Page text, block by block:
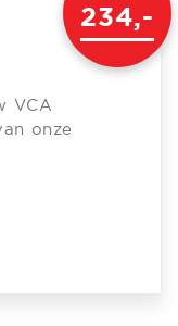
VCA
onze
234,-